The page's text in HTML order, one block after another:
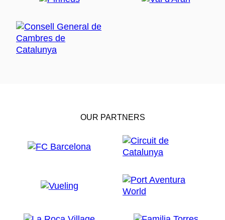
OUR PARTNERS